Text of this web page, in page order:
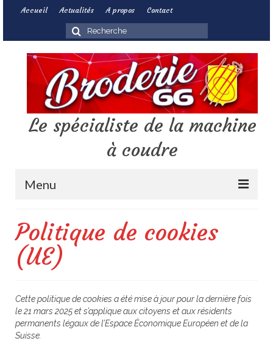
Accueil Actualités A propos Contact
Rechercher
:
Le spécialiste de la machine
à coudre
Menu
Réparation multimarque
Cours de couture
Politique de cookies
(UE)
Cette politique de cookies a été mise à jour pour la dernière fois
le 21 mars 2025 et s’applique aux citoyens et aux résidents
permanents légaux de l’Espace Économique Européen et de la
Suisse.